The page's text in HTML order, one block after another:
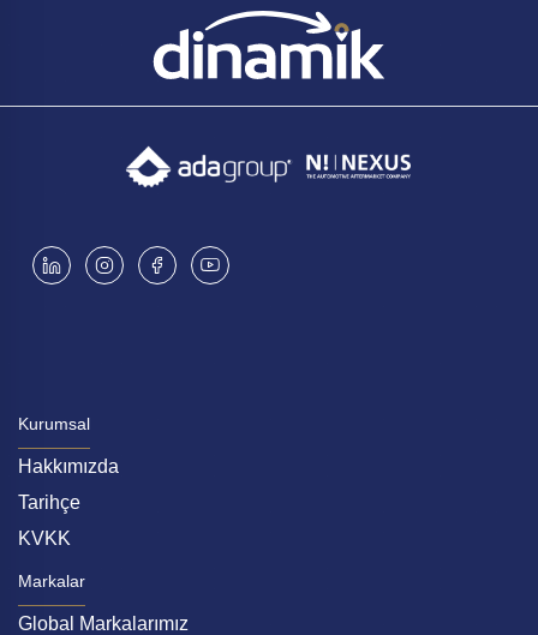
uygulamalar, şirketin sürdürülebilir bir geleceğe
olan taahhüdünü vurgular. Ar-Ge ve İnovasyon
Yedek parça sektöründe pozitif rekabetin arttığı bir
dönemde, Dinamik Otomotiv, Ar-Ge faaliyetlerine
büyük önem vermektedir. Gerek satışını
gerçekleştirdiği yerli ve global markaların yenilikçi
ve uzun ömürlü parçaların üretimi için yapılan Ar-
Ge çalışmalarına, katkıda bulunarak sektörün her
müşteri memnuniyetinde sürdürebilir bir başarı
elde etme hedefini de yansıtmaktadır. Bu hedefe
ulaşmanın en önemli faktörünün istihdam
olduğunun bilinciyle gerek ülke istihdamına
gerekse çalışan gücüne ve memnuniyetine de
önem vermektedir. Yedek parça sektöründe fırsat
Kurumsal
Hakkımızda
Tarihçe
KVKK
Markalar
Global Markalarımız